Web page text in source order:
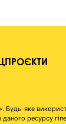
яке
ресурсу